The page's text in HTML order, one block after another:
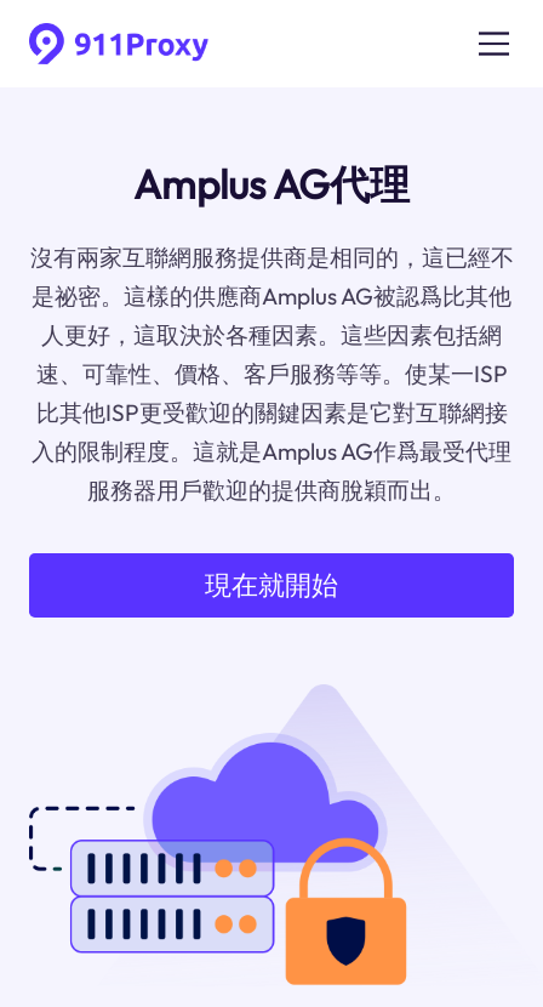
Amplus AG代理
沒有兩家互聯網服務提供商是相同的，這已經不
是祕密。這樣的供應商Amplus AG被認爲比其他
人更好，這取決於各種因素。這些因素包括網
速、可靠性、價格、客戶服務等等。使某一ISP
比其他ISP更受歡迎的關鍵因素是它對互聯網接
入的限制程度。這就是Amplus AG作爲最受代理
服務器用戶歡迎的提供商脫穎而出。
現在就開始